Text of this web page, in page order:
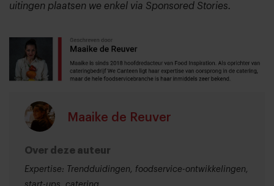
uitingen plaatsen we enkel via Sponsored Stories.
Maaike de Reuver
Over deze auteur
Expertise: Trendduidingen, foodservice-ontwikkelingen,